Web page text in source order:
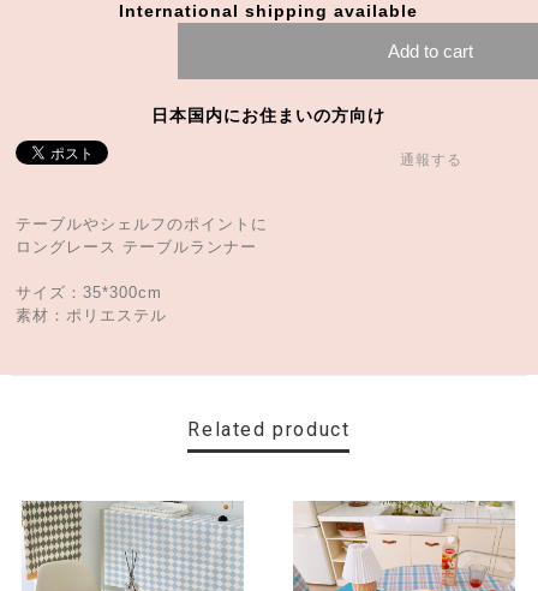
International shipping available
Add to cart
日本国内にお住まいの方向け
通報する
テーブルやシェルフのポイントに
ロングレース テーブルランナー
サイズ：35*300cm
素材：ポリエステル
Related product